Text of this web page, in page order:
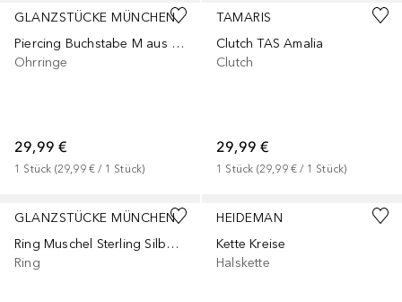
GLANZSTÜCKE MÜNCHEN
Piercing Buchstabe M aus Sterling Silber in gelbgold
Ohrringe
29,99 €
1 Stück (29,99 € / 1 Stück)
TAMARIS
Clutch TAS Amalia
Clutch
29,99 €
1 Stück (29,99 € / 1 Stück)
GLANZSTÜCKE MÜNCHEN
Ring Muschel Sterling Silber in Silber
Ring
HEIDEMAN
Kette Kreise
Halskette